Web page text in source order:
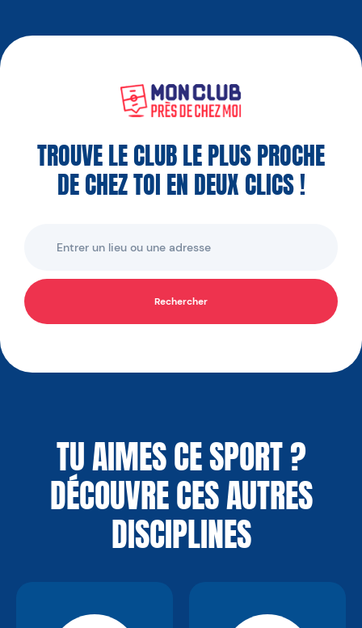
TROUVE LE CLUB LE PLUS PROCHE
DE CHEZ TOI EN DEUX CLICS !
Rechercher
TU AIMES CE SPORT ?
DÉCOUVRE CES AUTRES
DISCIPLINES